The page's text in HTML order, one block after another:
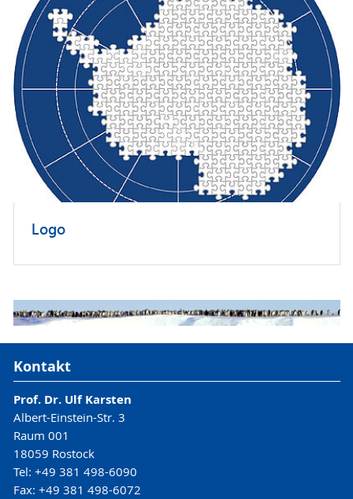
Logo
Kontakt
Prof. Dr. Ulf Karsten
Albert-Einstein-Str. 3
Raum 001
18059 Rostock
Tel: +49 381 498-6090
Fax: +49 381 498-6072